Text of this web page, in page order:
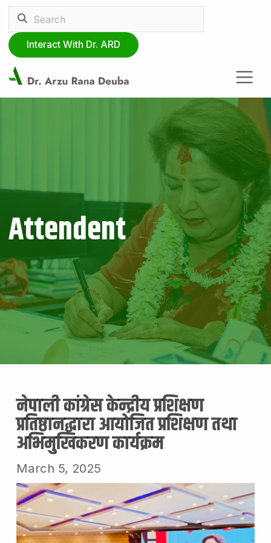
Interact With Dr. ARD
Attendent
नेपाली कांग्रेस केन्द्रीय प्रशिक्षण
प्रतिष्ठानद्धारा आयोजित प्रशिक्षण तथा
अभिमुखिकरण कार्यक्रम
March 5, 2025